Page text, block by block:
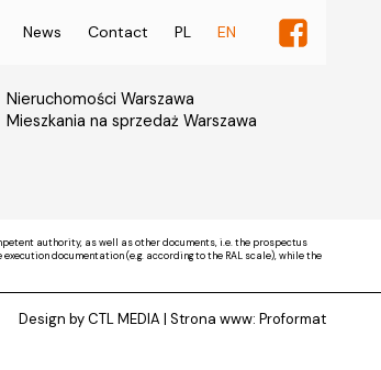
News Contact PL EN
Nieruchomości Warszawa
Mieszkania na sprzedaż Warszawa
authority, as well as other documents, i.e. the prospectus
documentation (e.g. according to the RAL scale), while the
Design by CTL MEDIA | Strona www: Proformat